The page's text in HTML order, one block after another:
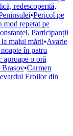
redescoperită,
•Pericol pe
mod repetat pe
Participanții
la malul mării•Avarie
în patru
aproape o oră
Brașov•Carmen
Eroilor din